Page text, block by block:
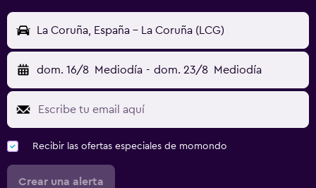
La Coruña, España - La Coruña (LCG)
dom. 16/8 Mediodía - dom. 23/8 Mediodía
Recibir las ofertas especiales de momondo
Crear una alerta